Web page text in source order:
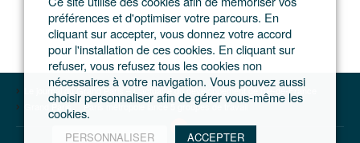
Le journal du Grand Paris – L'actualité du développement de l'Ile-de-France
Grand Paris
Paris métropole lance 5 groupes de travail
préférences et d'optimiser votre parcours. En
cliquant sur accepter, vous donnez votre accord
pour l'installation de ces cookies. En cliquant sur
refuser, vous refusez tous les cookies non
nécessaires à votre navigation. Vous pouvez aussi
choisir personnaliser afin de gérer vous-même les
cookies.
PERSONNALISER ACCEPTER